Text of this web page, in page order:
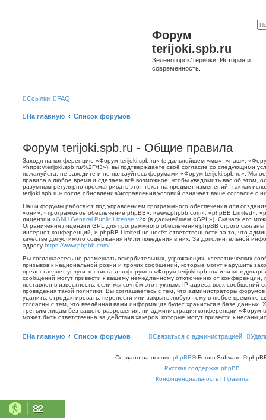
Форум
terijoki.spb.ru
Зеленогорск/Териоки. История и
современность.
Ссылки FAQ
На главную Список форумов
Форум terijoki.spb.ru - Общие правила
Заходя на конференцию «Форум terijoki.spb.ru» (в дальнейшем «мы», «наш»,
«https://terijoki.spb.ru/%2F/f3»), вы подтверждаете своё согласие со следующими
пожалуйста, не заходите и не пользуйтесь форумами «Форум terijoki.spb.ru». Мы
правила в любое время и сделаем всё возможное, чтобы уведомить вас об этом,
разумным регулярно просматривать этот текст на предмет изменений, так как
terijoki.spb.ru» после обновления/исправления условий означает ваше согласие с
Наши форумы работают под управлением программного обеспечения для
«они», «программное обеспечение phpBB», «www.phpbb.com», «phpBB Limited»,
лицензии «GNU General Public License v2» (в дальнейшем «GPL»). Скачать его
Ограничения лицензии GPL для программного обеспечения phpBB строго
интернет-конференций, и phpBB Limited не несёт ответственности за то, что
качестве допустимого содержания и/или поведения в них. За дополнительной
адресу https://www.phpbb.com/
Вы соглашаетесь не размещать оскорбительных, угрожающих, клеветнических
призывов к национальной розни и прочих сообщений, которые могут нарушить
предоставляет услуги хостинга для форумов «Форум terijoki.spb.ru» или
сообщений могут привести к вашему немедленному отключению от конференции,
поставлен в известность, если мы сочтём это нужным. IP-адреса всех сообщений
проведения такой политики. Вы соглашаетесь с тем, что администраторы
удалить, отредактировать, перенести или закрыть любую тему в любое время по
согласны с тем, что введённая вами информация будет храниться в базе данных.
третьим лицам без вашего разрешения, ни администрация конференции «Форум
может быть ответственна за действия хакеров, которые могут привести к
На главную Список форумов Связаться с администрацией
Создано на основе phpBB® Forum Software ©
Русская поддержка phpBB
Конфиденциальность | Правила
82